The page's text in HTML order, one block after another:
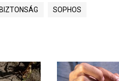
SOPHOS